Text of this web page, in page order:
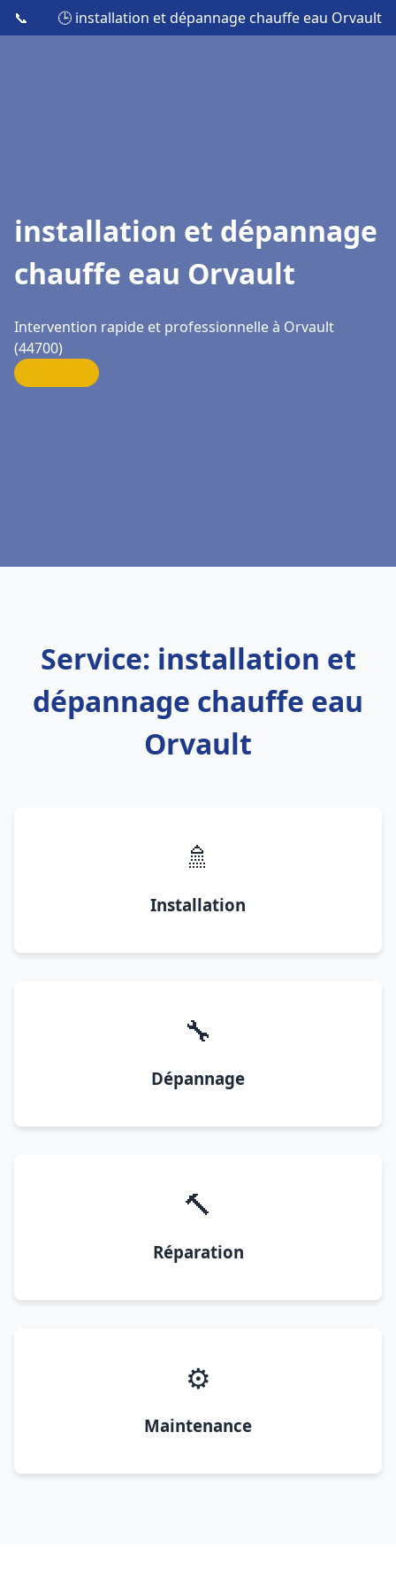
📞 🕒 installation et dépannage chauffe eau Orvault
installation et dépannage
chauffe eau Orvault
Intervention rapide et professionnelle à Orvault
(44700)
Service: installation et
dépannage chauffe eau
Orvault
🚿
Installation
🔧
Dépannage
🔨
Réparation
⚙️
Maintenance